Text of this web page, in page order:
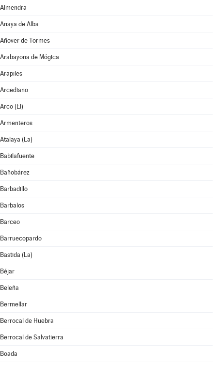
Almendra
Anaya de Alba
Añover de Tormes
Arabayona de Mógica
Arapiles
Arcediano
Arco (El)
Armenteros
Atalaya (La)
Babilafuente
Bañobárez
Barbadillo
Barbalos
Barceo
Barruecopardo
Bastida (La)
Béjar
Beleña
Bermellar
Berrocal de Huebra
Berrocal de Salvatierra
Boada